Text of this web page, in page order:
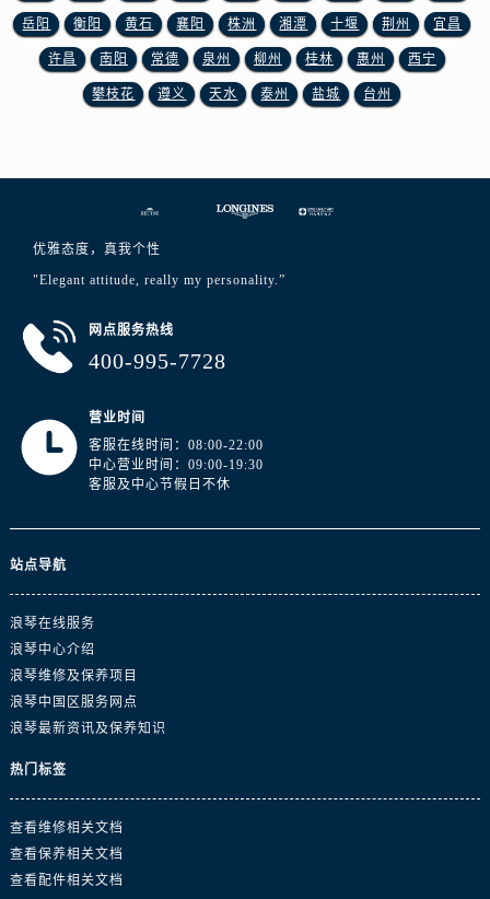
山东省临沂市兰山区解放路浪琴售后服务中心（需提前预约）
山东省日照市东港区烟台路浪琴售后服务中心（需提前预约）
岳阳 衡阳 黄石 襄阳 株洲 湘潭 十堰 荆州 宜昌
许昌 南阳 常德 泉州 柳州 桂林 惠州 西宁
攀枝花 遵义 天水 泰州 盐城 台州
优雅态度，真我个性
"Elegant attitude, really my personality.”
网点服务热线
400-995-7728
营业时间
客服在线时间：08:00-22:00
中心营业时间：09:00-19:30
客服及中心节假日不休
站点导航
浪琴在线服务
浪琴中心介绍
浪琴维修及保养项目
浪琴中国区服务网点
浪琴最新资讯及保养知识
热门标签
查看维修相关文档
查看保养相关文档
查看配件相关文档